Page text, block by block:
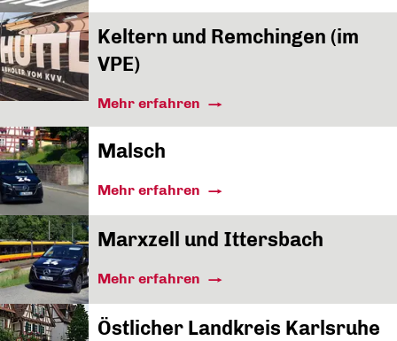
Keltern und Remchingen (im
VPE)
Mehr erfahren
Malsch
Mehr erfahren
Marxzell und Ittersbach
Mehr erfahren
Östlicher Landkreis Karlsruhe